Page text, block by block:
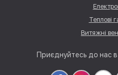
Теплові
Витяжні
Приєднуйтесь до нас